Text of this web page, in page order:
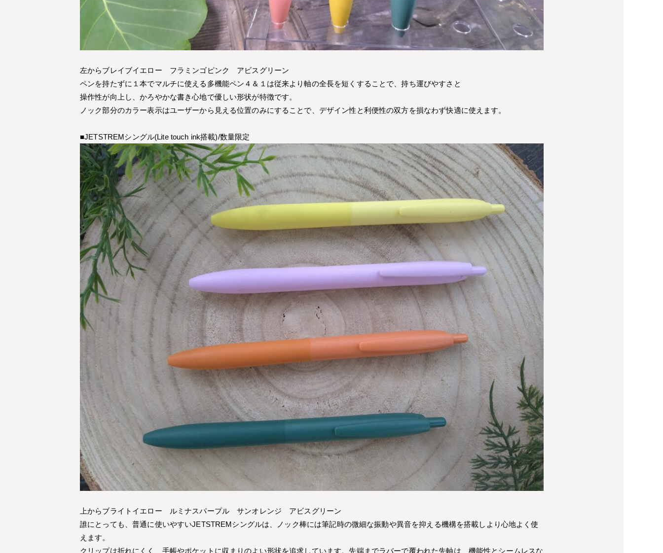
左からブレイブイエロー フラミンゴピンク アビスグリーン
ペンを持たずに１本でマルチに使える多機能ペン４＆１は従来より軸の全長を短くすることで、持ち運びやすさと
操作性が向上し、かろやかな書き心地で優しい形状が特徴です。
ノック部分のカラー表示はユーザーから見える位置のみにすることで、デザイン性と利便性の双方を損なわず快適に使えます。
■JETSTREMシングル(Lite touch ink搭載)/数量限定
上からブライトイエロー ルミナスパープル サンオレンジ アビスグリーン
誰にとっても、普通に使いやすいJETSTREMシングルは、ノック棒には筆記時の微細な振動や異音を抑える機構を搭載しより心地よく使
えます。
クリップは折れにくく、手帳やポケットに収まりのよい形状を追求しています。先端までラバーで覆われた先軸は、機能性とシームレスな